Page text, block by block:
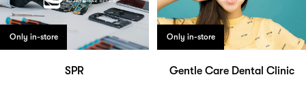
Only in-store
SPR
Only in-store
Gentle Care Dental Clinic